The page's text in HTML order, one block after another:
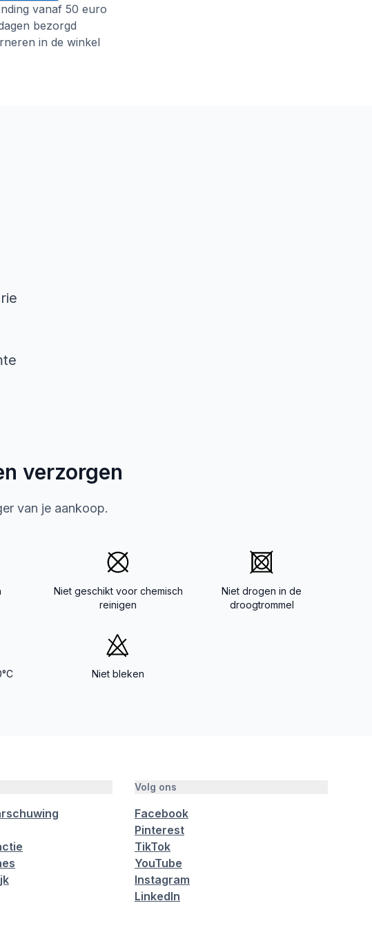
vanaf 50 euro
bezorgd
in de winkel
verzorgen
van je aankoop.
Niet geschikt voor chemisch
reinigen
Niet drogen in de
droogtrommel
Niet bleken
Volg ons
Facebook
Pinterest
TikTok
YouTube
Instagram
LinkedIn